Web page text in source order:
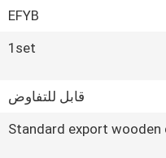
EFYB
1set
قابل للتفاوض
Standard export wooden